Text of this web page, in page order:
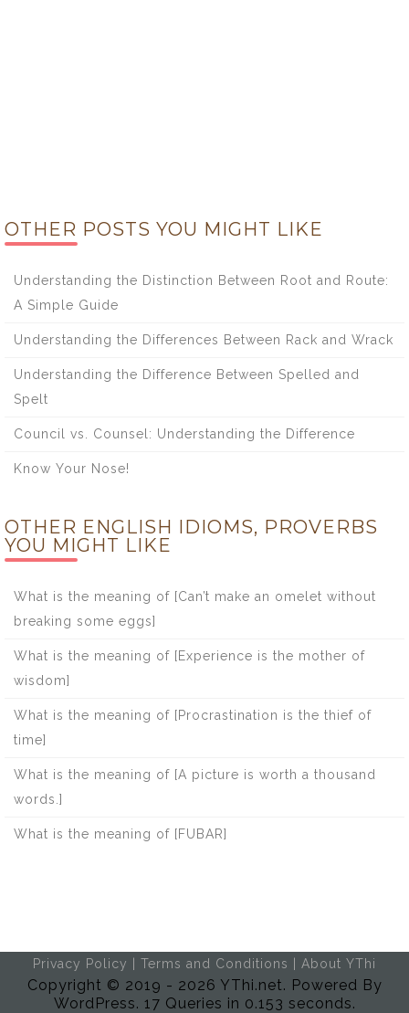
OTHER POSTS YOU MIGHT LIKE
Understanding the Distinction Between Root and Route:
A Simple Guide
Understanding the Differences Between Rack and Wrack
Understanding the Difference Between Spelled and
Spelt
Council vs. Counsel: Understanding the Difference
Know Your Nose!
OTHER ENGLISH IDIOMS, PROVERBS
YOU MIGHT LIKE
What is the meaning of [Can’t make an omelet without
breaking some eggs]
What is the meaning of [Experience is the mother of
wisdom]
What is the meaning of [Procrastination is the thief of
time]
What is the meaning of [A picture is worth a thousand
words.]
What is the meaning of [FUBAR]
Privacy Policy Terms and Conditions About YThi
Copyright © 2019 - 2026 YThi.net. Powered By
WordPress. 17 Queries in 0.153 seconds.